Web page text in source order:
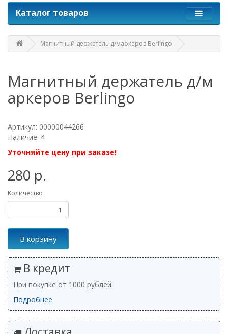
Каталог товаров
Магнитный держатель д/маркеров Berlingo
Магнитный держатель д/м
аркеров Berlingo
Артикул: 00000044266
Наличие: 4
Уточняйте цену при заказе!
280 р.
Количество
В корзину
В кредит
При покупке от 1000 рублей.
Подробнее